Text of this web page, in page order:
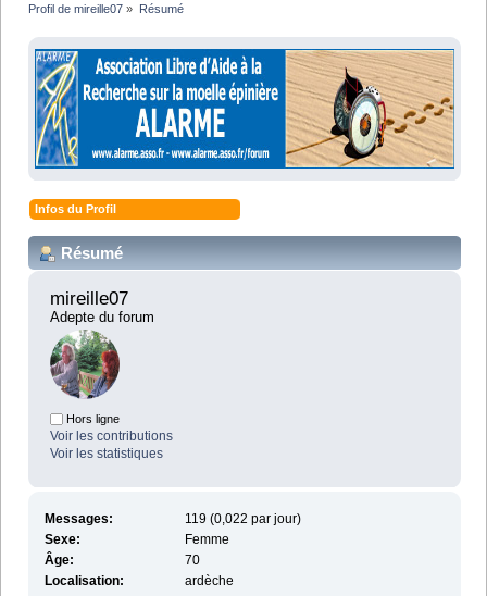
Profil de mireille07 » Résumé
Infos du Profil
Résumé
mireille07
Adepte du forum
Hors ligne
Voir les contributions
Voir les statistiques
Messages:
119 (0,022 par jour)
Sexe:
Femme
Âge:
70
Localisation:
ardèche